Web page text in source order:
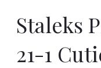
Staleks
21-1